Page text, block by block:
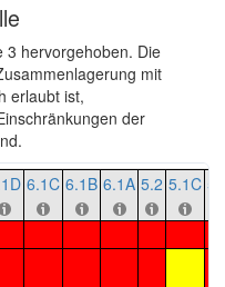
3 hervorgehoben. Die
mit
erlaubt ist,
der
6.1C 6.1B 6.1A 5.2 5.1C